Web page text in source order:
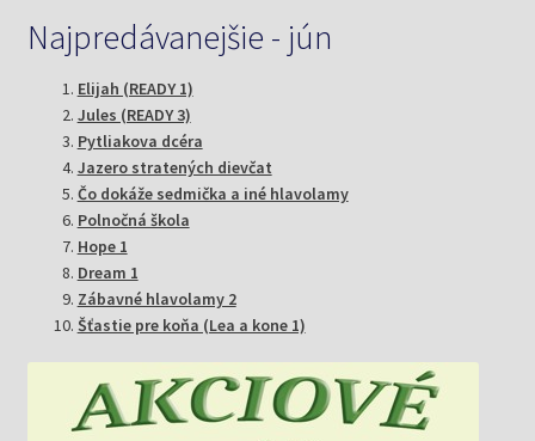
Najpredávanejšie - jún
Elijah (READY 1)
Jules (READY 3)
Pytliakova dcéra
Jazero stratených dievčat
Čo dokáže sedmička a iné hlavolamy
Polnočná škola
Hope 1
Dream 1
Zábavné hlavolamy 2
Šťastie pre koňa (Lea a kone 1)